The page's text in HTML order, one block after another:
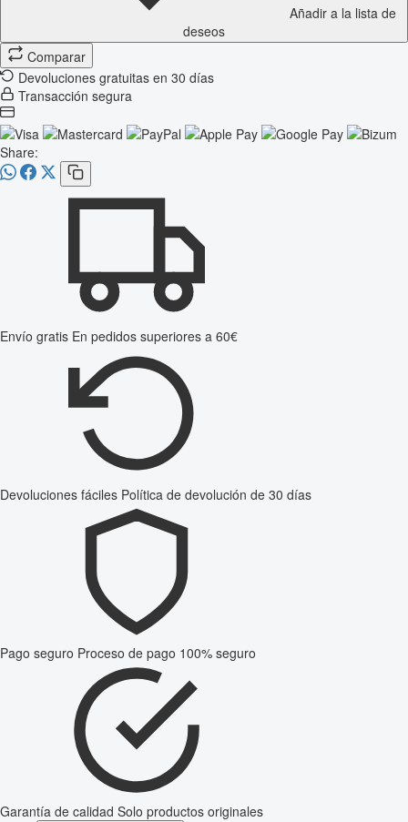
Añadir a la lista de
deseos
Comparar
Devoluciones gratuitas en 30 días
Transacción segura
Share:
Envío gratis En pedidos superiores a 60€
Devoluciones fáciles Política de devolución de 30 días
Pago seguro Proceso de pago 100% seguro
Garantía de calidad Solo productos originales